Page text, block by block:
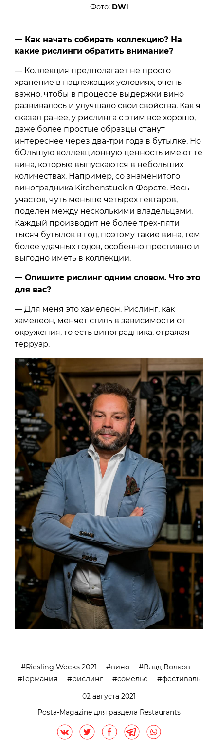
Фото: DWI
— Как начать собирать коллекцию? На
какие рислинги обратить внимание?
— Коллекция предполагает не просто
хранение в надлежащих условиях, очень
важно, чтобы в процессе выдержки вино
развивалось и улучшало свои свойства. Как я
сказал ранее, у рислинга с этим все хорошо,
даже более простые образцы станут
интереснее через два-три года в бутылке. Но
бОльшую коллекционную ценность имеют те
вина, которые выпускаются в небольших
количествах. Например, со знаменитого
виноградника Kirchenstuck в Форсте. Весь
участок, чуть меньше четырех гектаров,
поделен между несколькими владельцами.
Каждый производит не более трех-пяти
тысяч бутылок в год, поэтому такие вина, тем
более удачных годов, особенно престижно и
выгодно иметь в коллекции.
— Опишите рислинг одним словом. Что это
для вас?
— Для меня это хамелеон. Рислинг, как
хамелеон, меняет стиль в зависимости от
окружения, то есть виноградника, отражая
терруар.
Riesling Weeks 2021 вино
Влад Волков
Германия
рислинг сомелье
фестиваль
02 августа 2021
Posta-Magazine для раздела Restaurants